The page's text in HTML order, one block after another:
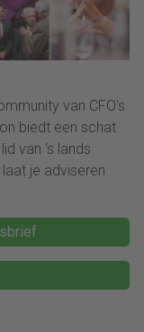
van CFO's
biedt een schat
van ‘s lands
je adviseren